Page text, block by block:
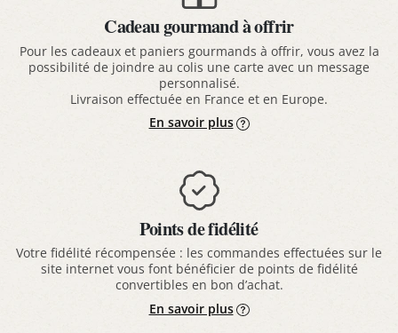
Cadeau gourmand à offrir
Pour les cadeaux et paniers gourmands à offrir, vous avez la
possibilité de joindre au colis une carte avec un message
personnalisé.
Livraison effectuée en France et en Europe.
En savoir plus
Points de fidélité
Votre fidélité récompensée : les commandes effectuées sur le
site internet vous font bénéficier de points de fidélité
convertibles en bon d’achat.
En savoir plus